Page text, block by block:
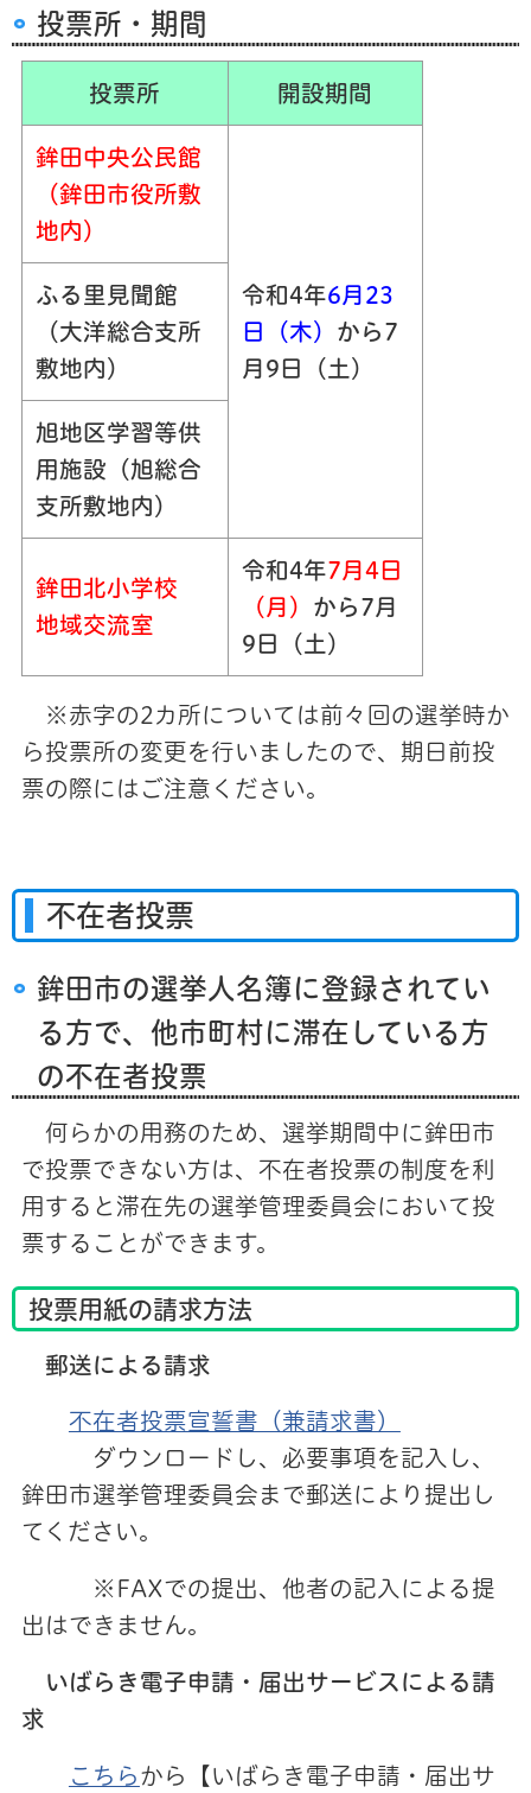
投票所・期間
投票所 開設期間
鉾田中央公民館
（鉾田市役所敷
地内）
令和4年6月23
日（木） から7
月9日（土）
ふる里見聞館
（大洋総合支所
敷地内）
旭地区学習等供
用施設（旭総合
支所敷地内）
鉾田北小学校
地域交流室
令和4年7月4日
（月） から7月
9日（土）
※赤字の2カ所については前々回の選挙時か
ら投票所の変更を行いましたので、期日前投
票の際にはご注意ください。
不在者投票
鉾田市の選挙人名簿に登録されてい
る方で、他市町村に滞在している方
の不在者投票
何らかの用務のため、選挙期間中に鉾田市
で投票できない方は、不在者投票の制度を利
用すると滞在先の選挙管理委員会において投
票することができます。
投票用紙の請求方法
郵送による請求
不在者投票宣誓書（兼請求書）
ダウンロードし、必要事項を記入し、
鉾田市選挙管理委員会まで郵送により提出し
てください。
※FAXでの提出、他者の記入による提
出はできません。
いばらき電子申請・届出サービスによる請
求
こちら から【いばらき電子申請・届出サ